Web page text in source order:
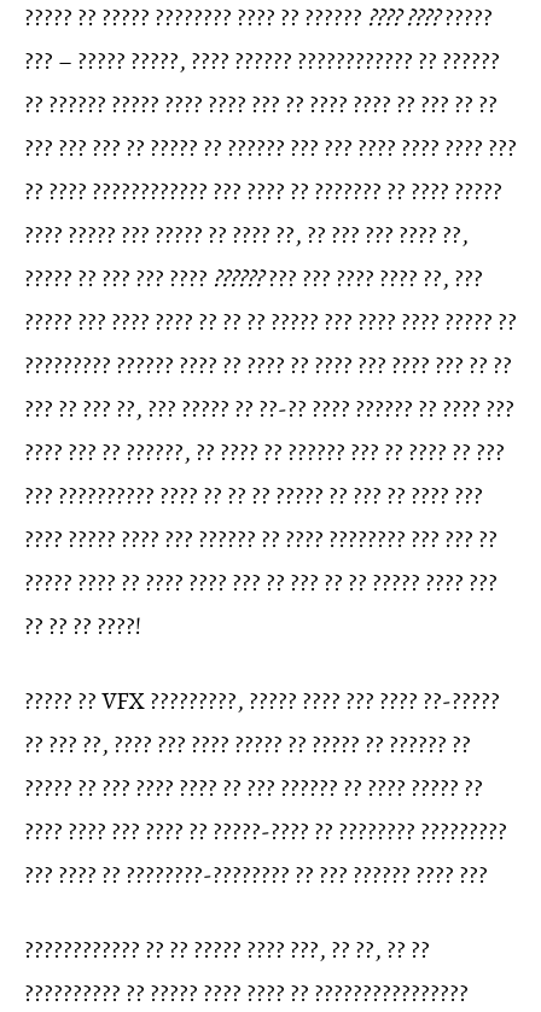
????? ?? ????? ???????? ???? ?? ?????? ???? ?????????
??? – ????? ?????, ???? ?????? ???????????? ?? ??????
?? ?????? ????? ???? ???? ??? ?? ???? ???? ?? ??? ?? ??
??? ??? ??? ?? ????? ?? ?????? ??? ??? ???? ???? ???? ???
?? ???? ???????????? ??? ???? ?? ??????? ?? ???? ?????
???? ????? ??? ????? ?? ???? ??, ?? ??? ??? ???? ??,
????? ?? ??? ??? ???? ????????? ??? ???? ???? ??, ???
????? ??? ???? ???? ?? ?? ?? ????? ??? ???? ???? ????? ??
????????? ?????? ???? ?? ???? ?? ???? ??? ???? ??? ?? ??
??? ?? ??? ??, ??? ????? ?? ??-?? ???? ?????? ?? ???? ???
???? ??? ?? ??????, ?? ???? ?? ?????? ??? ?? ???? ?? ???
??? ?????????? ???? ?? ?? ?? ????? ?? ??? ?? ???? ???
???? ????? ???? ??? ?????? ?? ???? ???????? ??? ??? ??
????? ???? ?? ???? ???? ??? ?? ??? ?? ?? ????? ???? ???
?? ?? ?? ????!
????? ?? VFX ?????????, ????? ???? ??? ???? ??-?????
?? ??? ??, ???? ??? ???? ????? ?? ????? ?? ?????? ??
????? ?? ??? ???? ???? ?? ??? ?????? ?? ???? ????? ??
???? ???? ??? ???? ?? ?????-???? ?? ???????? ?????????
??? ???? ?? ????????-???????? ?? ??? ?????? ???? ???
???????????? ?? ?? ????? ???? ???, ?? ??, ?? ??
?????????? ?? ????? ???? ???? ?? ????????????????